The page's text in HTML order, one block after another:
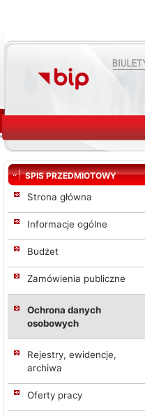
SPIS PRZEDMIOTOWY
Strona główna
Informacje ogólne
Budżet
Zamówienia publiczne
Ochrona danych
osobowych
Rejestry, ewidencje,
archiwa
Oferty pracy